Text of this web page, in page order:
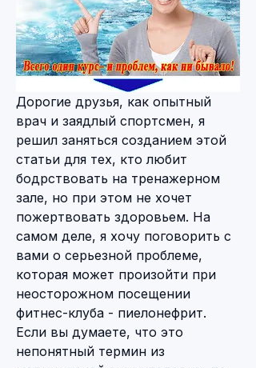
Дорогие друзья, как опытный
врач и заядлый спортсмен, я
решил заняться созданием этой
статьи для тех, кто любит
бодрствовать на тренажерном
зале, но при этом не хочет
пожертвовать здоровьем. На
самом деле, я хочу поговорить с
вами о серьезной проблеме,
которая может произойти при
неосторожном посещении
фитнес-клуба - пиелонефрит.
Если вы думаете, что это
непонятный термин из